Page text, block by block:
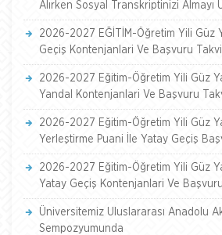
Alırken Sosyal Transkriptinizi Almayı
2026-2027 EĞİTİM-Öğretim Yili Güz
Geçiş Kontenjanlari Ve Başvuru
2026-2027 Eğitim-Öğretim Yili Güz
Yandal Kontenjanlari Ve Başvuru
2026-2027 Eğitim-Öğretim Yili Güz
Yerleştirme Puani İle Yatay Geçiş
2026-2027 Eğitim-Öğretim Yili Güz
Yatay Geçiş Kontenjanlari Ve
Üniversitemiz Uluslararası Anadolu
Sempozyumunda